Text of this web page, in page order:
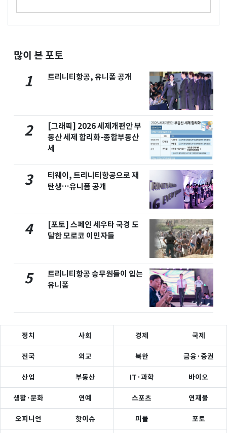
많이 본 포토
1 트리니티항공, 유니폼 공개
2
[그래픽] 2026 세제개편안 부
동산 세제 합리화-종합부동산
세
3
티웨이, 트리니티항공으로 재
탄생…유니폼 공개
4
[포토] 스페인 세우타 국경 도
달한 모로코 이민자들
5
트리니티항공 승무원들이 입는
유니폼
정치 사회 경제 국제
전국 외교 북한 금융·증권
산업 부동산 IT·과학 바이오
생활·문화 연예 스포츠 연재물
오피니언 핫이슈 피플 포토